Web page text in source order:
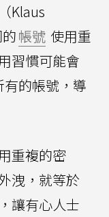
Klaus
帳號 使用重
習慣可能會
的帳號，導
重複的密
洩，就等於
讓有心人士